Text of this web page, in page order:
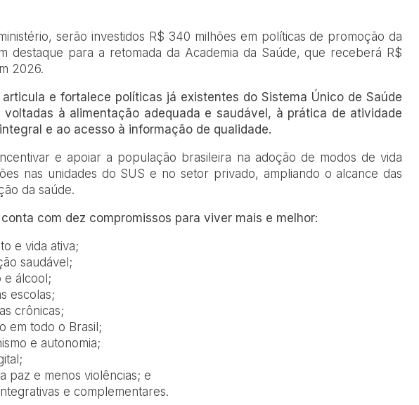
serão investidos R$ 340 milhões em políticas de promoção da
destaque para a retomada da Academia da Saúde, que receberá R$
2026.
e fortalece políticas já existentes do Sistema Único de Saúde
voltadas à alimentação adequada e saudável, à prática de atividade
e ao acesso à informação de qualidade.
e apoiar a população brasileira na adoção de modos de vida
nas unidades do SUS e no setor privado, ampliando o alcance das
da saúde.
com dez compromissos para viver mais e melhor:
e vida ativa;
saudável;
e álcool;
escolas;
crônicas;
em todo o Brasil;
e autonomia;
paz e menos violências; e
e complementares.